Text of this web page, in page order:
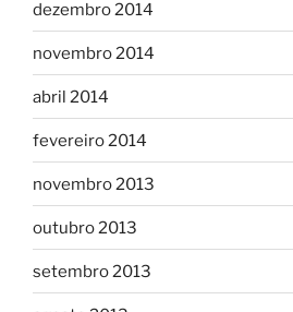
dezembro 2014
novembro 2014
abril 2014
fevereiro 2014
novembro 2013
outubro 2013
setembro 2013